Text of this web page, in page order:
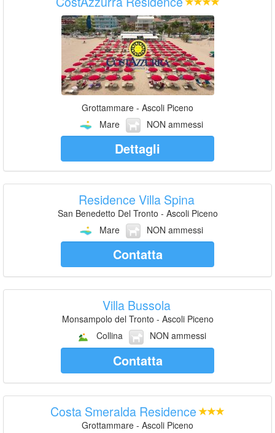
Grottammare - Ascoli Piceno
Mare
NON ammessi
Dettagli
Residence Villa Spina
San Benedetto Del Tronto - Ascoli Piceno
Mare
NON ammessi
Contatta
Villa Bussola
Monsampolo del Tronto - Ascoli Piceno
Collina
NON ammessi
Contatta
Costa Smeralda Residence
Grottammare - Ascoli Piceno